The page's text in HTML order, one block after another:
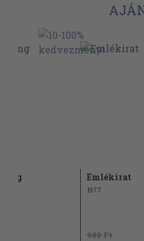
Emlékirat
1977
980 Ft